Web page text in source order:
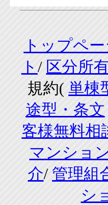
トップペ
ト / 区分所
規約( 単棟
途型・条文
客様無料相
マンショ
介/ 管理組
シ